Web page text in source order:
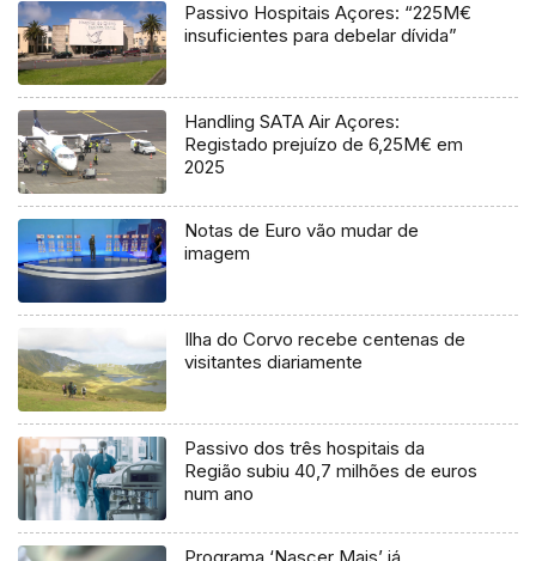
Passivo Hospitais Açores: “225M€
insuficientes para debelar dívida”
Handling SATA Air Açores:
Registado prejuízo de 6,25M€ em
2025
Notas de Euro vão mudar de
imagem
Ilha do Corvo recebe centenas de
visitantes diariamente
Passivo dos três hospitais da
Região subiu 40,7 milhões de euros
num ano